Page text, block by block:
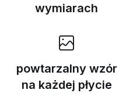
wymiarach
powtarzalny wzór
na każdej płycie